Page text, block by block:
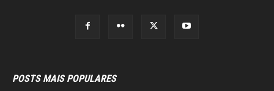
POSTS MAIS POPULARES